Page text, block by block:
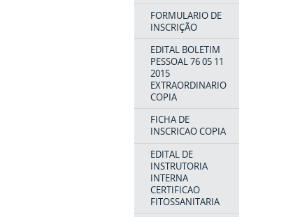
FORMULARIO DE
INSCRIÇÃO
EDITAL BOLETIM
PESSOAL 76 05 11
2015
EXTRAORDINARIO
COPIA
FICHA DE
INSCRICAO COPIA
EDITAL DE
INSTRUTORIA
INTERNA
CERTIFICAO
FITOSSANITARIA